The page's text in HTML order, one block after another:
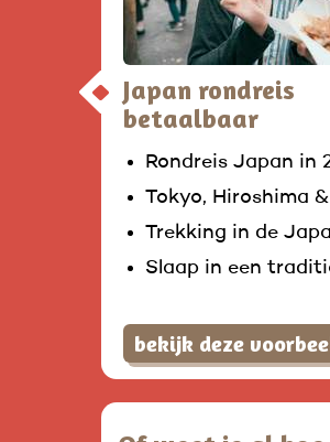
Japan rondreis
betaalbaar
Rondreis Japan in
Tokyo, Hiroshima
Trekking in de
Slaap in een
bekijk deze